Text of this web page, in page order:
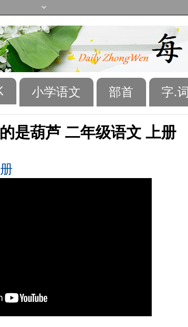
小学语文 部首 字.词
是葫芦 二年级语文 上册